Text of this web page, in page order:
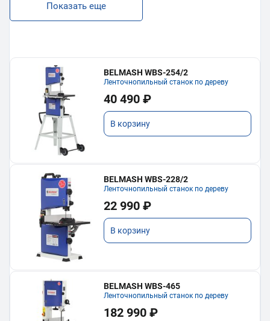
Показать еще
BELMASH WBS-254/2
Ленточнопильный станок по дереву
40 490 ₽
В корзину
BELMASH WBS-228/2
Ленточнопильный станок по дереву
22 990 ₽
В корзину
BELMASH WBS-465
Ленточнопильный станок по дереву
182 990 ₽